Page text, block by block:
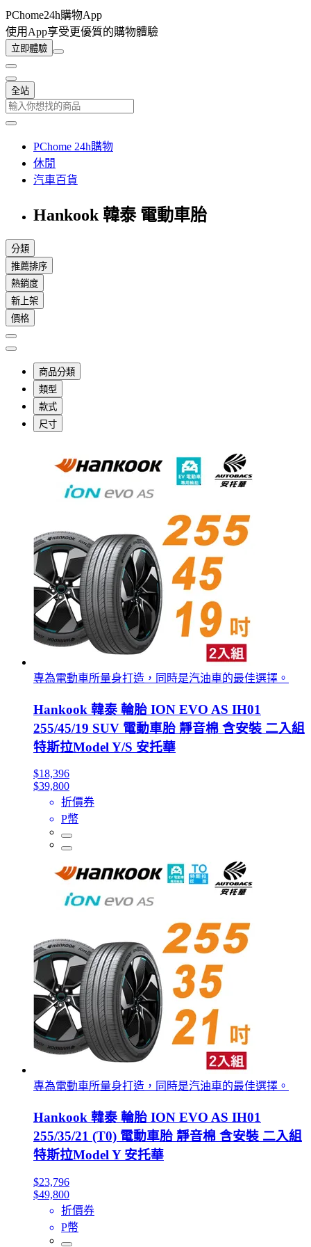
PChome24h購物App
使用App享受更優質的購物體驗
立即體驗
全站
PChome 24h購物
休閒
汽車百貨
Hankook 韓泰 電動車胎
分類
推薦排序
熱銷度
新上架
價格
商品分類
類型
款式
尺寸
專為電動車所量身打造，同時是汽油車的最佳選擇。
Hankook 韓泰 輪胎 ION EVO AS IH01
255/45/19 SUV 電動車胎 靜音棉 含安裝 二入組
特斯拉Model Y/S 安托華
$18,396
$39,800
折價券
P幣
專為電動車所量身打造，同時是汽油車的最佳選擇。
Hankook 韓泰 輪胎 ION EVO AS IH01
255/35/21 (T0) 電動車胎 靜音棉 含安裝 二入組
特斯拉Model Y 安托華
$23,796
$49,800
折價券
P幣